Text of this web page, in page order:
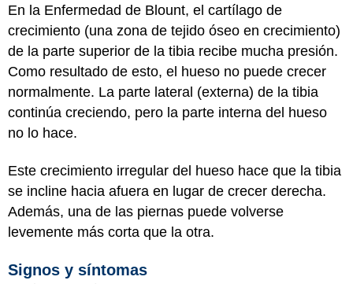
En la Enfermedad de Blount, el cartílago de
crecimiento (una zona de tejido óseo en crecimiento)
de la parte superior de la tibia recibe mucha presión.
Como resultado de esto, el hueso no puede crecer
normalmente. La parte lateral (externa) de la tibia
continúa creciendo, pero la parte interna del hueso
no lo hace.
Este crecimiento irregular del hueso hace que la tibia
se incline hacia afuera en lugar de crecer derecha.
Además, una de las piernas puede volverse
levemente más corta que la otra.
Signos y síntomas